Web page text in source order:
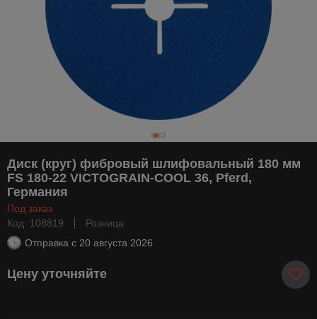
Диск (круг) фибровый шлифовальный 180 мм
FS 180-22 VICTOGRAIN-COOL 36, Pferd,
Германия
Под заказ
Код: 108819
Розница
Отправка с 20 августа 2026
Цену уточняйте